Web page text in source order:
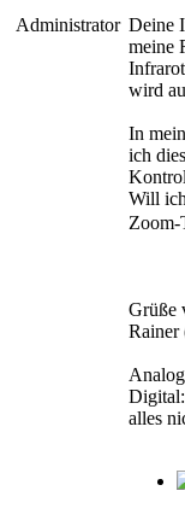
Administrator Deine
meine
wird
In
ich
Will
Zoom-
Grüße
Rainer
alles